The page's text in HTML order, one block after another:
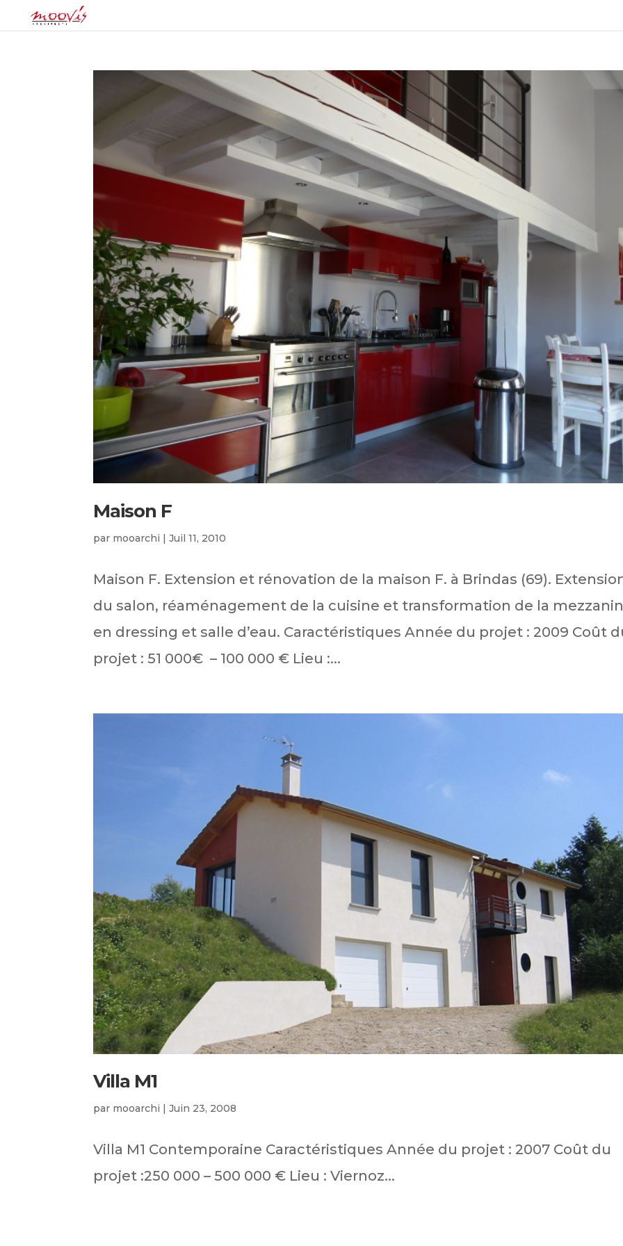
Maison F
par mooarchi |Juil 11, 2010
Maison F. Extension et rénovation de la maison F. à Brindas (69).
du salon, réaménagement de la cuisine et transformation de la
en dressing et salle d’eau. Caractéristiques Année du projet : 2009 Coût
projet : 51 000€ – 100 000 € Lieu :...
Villa M1
par mooarchi |Juin 23, 2008
Villa M1 Contemporaine Caractéristiques Année du projet : 2007 Coût du
projet :250 000 – 500 000 € Lieu : Viernoz...